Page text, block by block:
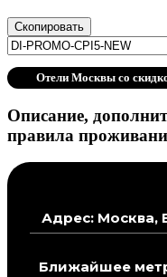
Скопировать
Отели Москвы со
Описание,
правила
Адрес: Москва,
Ближайшее